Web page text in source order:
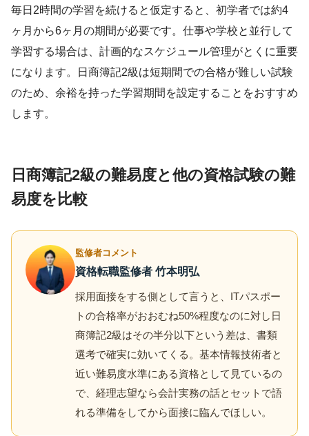
毎日2時間の学習を続けると仮定すると、初学者では約4
ヶ月から6ヶ月の期間が必要です。仕事や学校と並行して
学習する場合は、計画的なスケジュール管理がとくに重要
になります。日商簿記2級は短期間での合格が難しい試験
のため、余裕を持った学習期間を設定することをおすすめ
します。
日商簿記2級の難易度と他の資格試験の難
易度を比較
監修者コメント
資格転職監修者 竹本明弘
採用面接をする側として言うと、ITパスポー
トの合格率がおおむね50%程度なのに対し日
商簿記2級はその半分以下という差は、書類
選考で確実に効いてくる。基本情報技術者と
近い難易度水準にある資格として見ているの
で、経理志望なら会計実務の話とセットで語
れる準備をしてから面接に臨んでほしい。